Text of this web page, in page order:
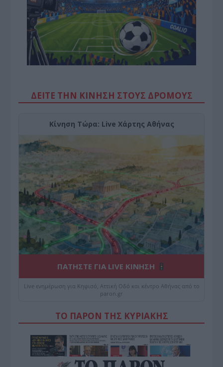
ΔΕΙΤΕ ΤΗΝ ΚΙΝΗΣΗ ΣΤΟΥΣ ΔΡΌΜΟΥΣ
Κίνηση Τώρα: Live Χάρτης Αθήνας
ΠΑΤΗΣΤΕ ΓΙΑ LIVE ΚΙΝΗΣΗ
Live ενημέρωση για Κηφισό, Αττική Οδό και κέντρο Αθήνας από το
paron.gr
ΤΟ ΠΑΡΟΝ ΤΗΣ ΚΥΡΙΑΚΗΣ